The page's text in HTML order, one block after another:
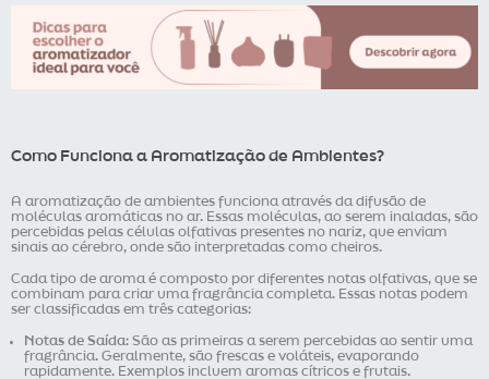
Como Funciona a Aromatização de Ambientes?
A aromatização de ambientes funciona através da difusão de
moléculas aromáticas no ar. Essas moléculas, ao serem inaladas, são
percebidas pelas células olfativas presentes no nariz, que enviam
sinais ao cérebro, onde são interpretadas como cheiros.
Cada tipo de aroma é composto por diferentes notas olfativas, que se
combinam para criar uma fragrância completa. Essas notas podem
ser classificadas em três categorias:
Notas de Saída: São as primeiras a serem percebidas ao sentir uma
fragrância. Geralmente, são frescas e voláteis, evaporando
rapidamente. Exemplos incluem aromas cítricos e frutais.